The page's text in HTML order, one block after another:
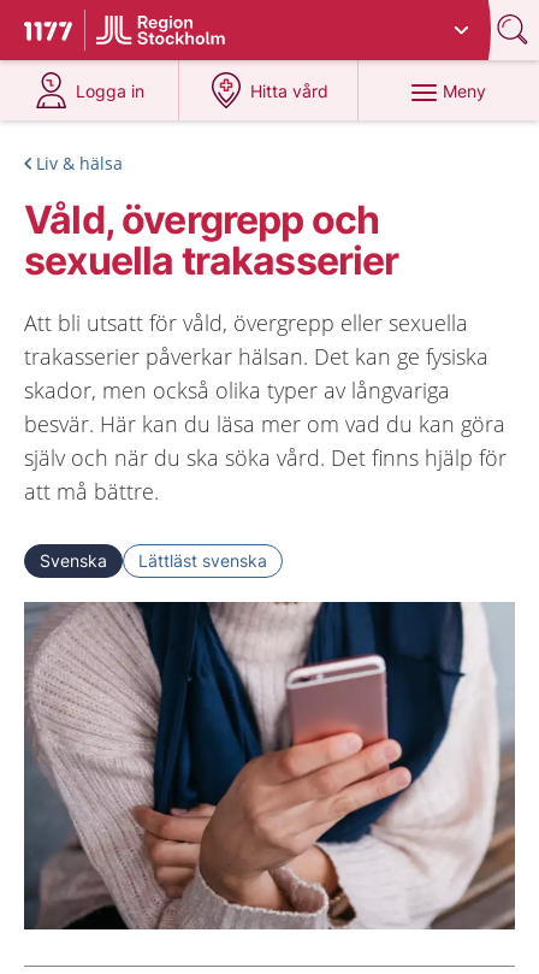
Till startsidan för 1177
Du har valt region
Logga in
på 1177.se
Hitta vård
på 1177.se
Meny
Liv & hälsa
Våld, övergrepp och
sexuella trakasserier
Att bli utsatt för våld, övergrepp eller sexuella
trakasserier påverkar hälsan. Det kan ge fysiska
skador, men också olika typer av långvariga
besvär. Här kan du läsa mer om vad du kan göra
själv och när du ska söka vård. Det finns hjälp för
att må bättre.
Svenska Lättläst svenska